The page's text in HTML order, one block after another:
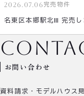
2026.07.06 完売物件
名東区本郷駅北Ⅲ 完売し
お問い合わせ
資料請求・モデルハウス